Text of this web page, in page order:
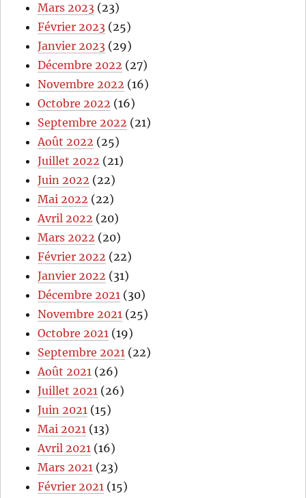
Mars 2023 (23)
Février 2023 (25)
Janvier 2023 (29)
Décembre 2022 (27)
Novembre 2022 (16)
Octobre 2022 (16)
Septembre 2022 (21)
Août 2022 (25)
Juillet 2022 (21)
Juin 2022 (22)
Mai 2022 (22)
Avril 2022 (20)
Mars 2022 (20)
Février 2022 (22)
Janvier 2022 (31)
Décembre 2021 (30)
Novembre 2021 (25)
Octobre 2021 (19)
Septembre 2021 (22)
Août 2021 (26)
Juillet 2021 (26)
Juin 2021 (15)
Mai 2021 (13)
Avril 2021 (16)
Mars 2021 (23)
Février 2021 (15)